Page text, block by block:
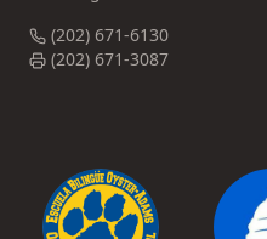
(202) 671-6130
(202) 671-3087